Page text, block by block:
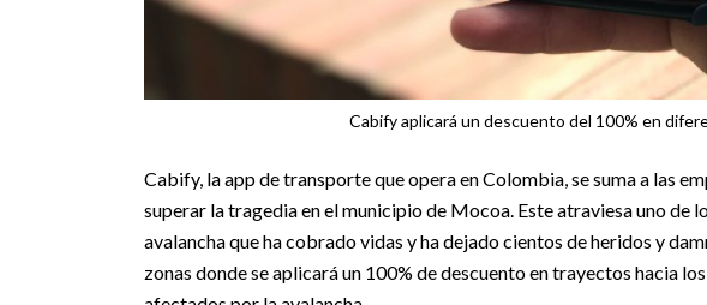
Cabify aplicará un descuento del 100% en
Cabify, la app de transporte que opera en Colombia, se suma a las
superar la tragedia en el municipio de Mocoa. Este atraviesa uno de
avalancha que ha cobrado vidas y ha dejado cientos de heridos y
zonas donde se aplicará un 100% de descuento en trayectos hacia